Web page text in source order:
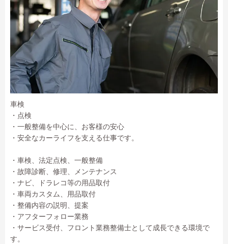
車検
・点検
・一般整備を中心に、お客様の安心
・安全なカーライフを支える仕事です。
・車検、法定点検、一般整備
・故障診断、修理、メンテナンス
・ナビ、ドラレコ等の用品取付
・車両カスタム、用品取付
・整備内容の説明、提案
・アフターフォロー業務
・サービス受付、フロント業務整備士として成長できる環境で
す。